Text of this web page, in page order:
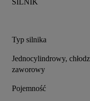
SILNIK
Typ silnika
Jednocylindrowy,
zaworowy
Pojemność